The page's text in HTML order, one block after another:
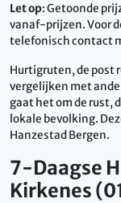
Let op: Getoonde
vanaf-prijzen. Voor
telefonisch contact
Hurtigruten, de post
vergelijken met
gaat het om de rust,
lokale bevolking.
Hanzestad Bergen.
7-Daagse
Kirkenes